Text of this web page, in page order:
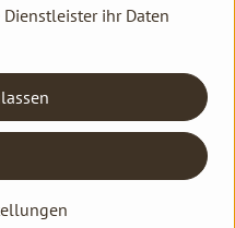
ihr Daten